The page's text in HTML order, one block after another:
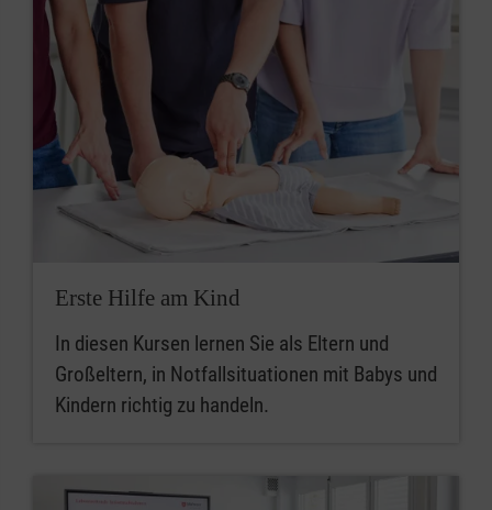
Erste Hilfe am Kind
In diesen Kursen lernen Sie als Eltern und
Großeltern, in Notfallsituationen mit Babys und
Kindern richtig zu handeln.